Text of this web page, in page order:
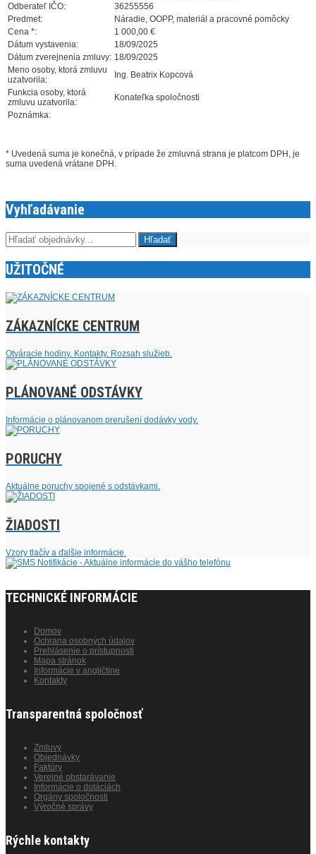
Odberateľ IČO:
36255556
Predmet:
Náradie, OOPP, materiál a pracovné pomôcky
Cena *:
1 000,00 €
Dátum vystavenia:
18/09/2025
Dátum zverejnenia zmluvy: 18/09/2025
Meno osoby, ktorá zmluvu
uzatvorila:
Ing. Beatrix Kopcová
Funkcia osoby, ktorá
zmluvu uzatvorila:
Konateľka spoločnosti
Poznámka:
* Uvedená suma je konečná, v prípade že zmluvná strana je platcom DPH, je
suma uvedená vrátane DPH.
Vyhľadávanie
UŽITOČNÉ
ZÁKAZNÍCKE CENTRUM
Otváracie hodiny. Kontakty. Rozsah služieb.
PLÁNOVANÉ ODSTÁVKY
Informácie o plánovanom prerušení dodávky vody.
PORUCHY
Aktuálne poruchy spojené s odstávkami.
ŽIADOSTI
Vzory tlačív a ďalšie informácie.
TECHNICKÉ INFORMÁCIE
Domov
Ochrana osobných údajov
Prehlásenie o prístupnosti
Mapa stránok
Informácie v angličtine
Kontakty
Transparentná spoločnosť
Zmluvy
Objednávky
Faktúry
Verejné obstarávanie
Informácie o dotáciách
Orgány spoločnosti
Výročné správy
Rýchle kontakty